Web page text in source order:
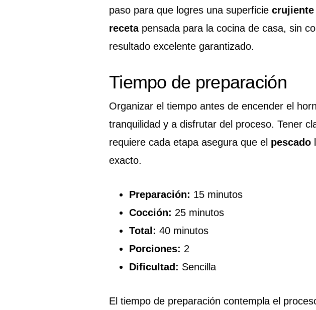
paso para que logres una superficie crujiente
recetapensada para la cocina de casa, sin
resultado excelente garantizado.
Tiempo de preparación
Organizar el tiempo antes de encender el
tranquilidad y a disfrutar del proceso. Tener
requiere cada etapa asegura que el pescado
exacto.
Preparación: 15 minutos
Cocción: 25 minutos
Total: 40 minutos
Porciones: 2
Dificultad: Sencilla
El tiempo de preparación contempla el